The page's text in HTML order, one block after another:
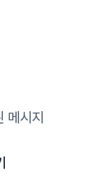
메시지